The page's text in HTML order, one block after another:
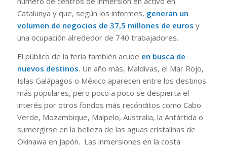
Catalunya y que, según los informes, generan un
volumen de negocios de 37,5 millones de euros y
una ocupación alrededor de 740 trabajadores.
El público de la feria también acude en busca de
nuevos destinos. Un año más, Maldivas, el Mar Rojo,
Islas Galápagos o México aparecen entre los destinos
más populares, pero poco a poco se despierta el
interés por otros fondos más recónditos como Cabo
Verde, Mozambique, Malpelo, Australia, la Antártida o
sumergirse en la belleza de las aguas cristalinas de
Okinawa en Japón. Las inmersiones en la costa